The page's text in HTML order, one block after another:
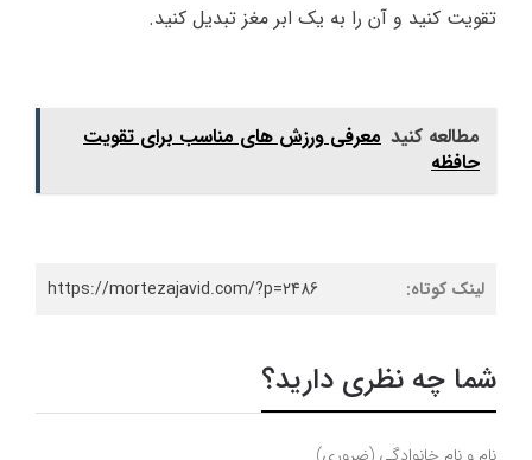
تقویت کنید و آن را به یک ابر مغز تبدیل کنید.
مطالعه کنید معرفی ورزش های مناسب برای تقویت
حافظه
لینک کوتاه: https://mortezajavid.com/?p=2486
شما چه نظری دارید؟